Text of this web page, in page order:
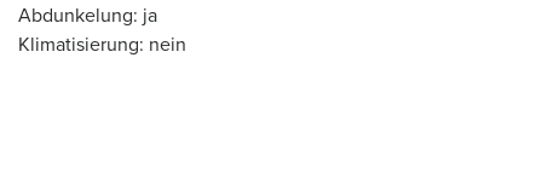
Abdunkelung: ja
Klimatisierung: nein